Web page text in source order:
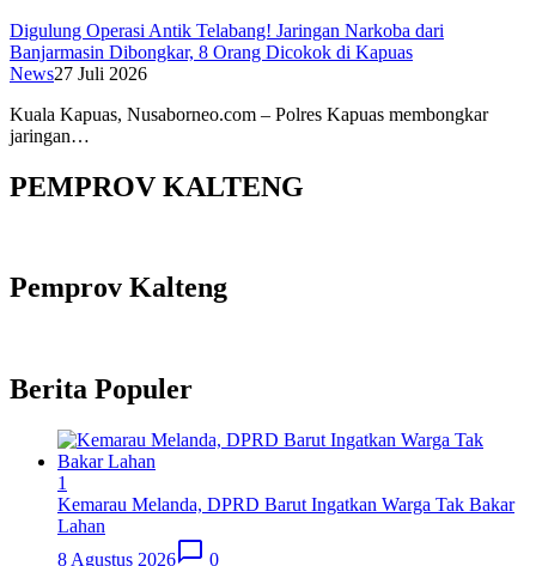
Digulung Operasi Antik Telabang! Jaringan Narkoba dari
Banjarmasin Dibongkar, 8 Orang Dicokok di Kapuas
News27 Juli 2026
Kuala Kapuas, Nusaborneo.com – Polres Kapuas membongkar
jaringan…
PEMPROV KALTENG
Pemprov Kalteng
Berita Populer
1
Kemarau Melanda, DPRD Barut Ingatkan Warga Tak Bakar
Lahan
8 Agustus 2026
0